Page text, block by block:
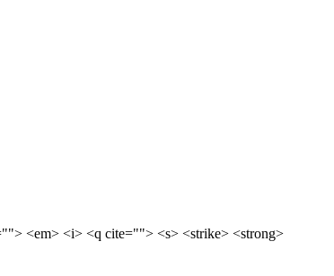
<em> <i> <q cite=""> <s> <strike> <strong>